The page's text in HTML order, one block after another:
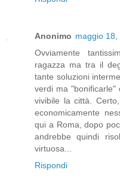
Anonimo maggio 18,
Ovviamente
ragazza ma tra il
tante soluzioni
verdi ma
vivibile la città.
economicamente
qui a Roma, dopo
andrebbe quindi
virtuosa...
Rispondi